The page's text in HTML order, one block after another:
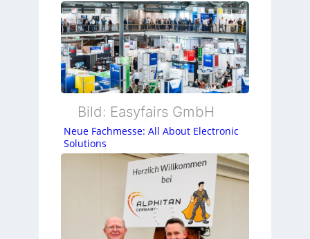
Bild: Easyfairs GmbH
Neue Fachmesse: All About Electronic
Solutions